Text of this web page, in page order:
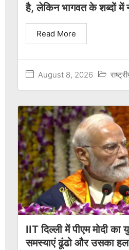
है, लेकिन भागवत के शब्दों में
August 8, 2026
Read More
IIT दिल्ली में पीएम मोदी
समस्याएं ढूंढो और उसका